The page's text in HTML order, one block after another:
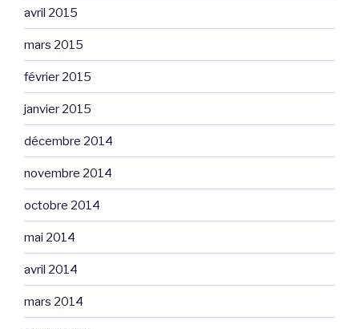
avril 2015
mars 2015
février 2015
janvier 2015
décembre 2014
novembre 2014
octobre 2014
mai 2014
avril 2014
mars 2014